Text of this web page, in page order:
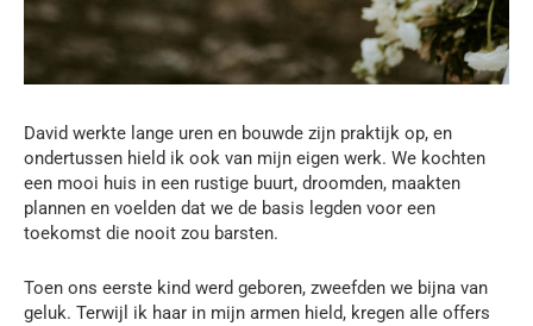
David werkte lange uren en bouwde zijn praktijk op, en
ondertussen hield ik ook van mijn eigen werk. We kochten
een mooi huis in een rustige buurt, droomden, maakten
plannen en voelden dat we de basis legden voor een
toekomst die nooit zou barsten.
Toen ons eerste kind werd geboren, zweefden we bijna van
geluk. Terwijl ik haar in mijn armen hield, kregen alle offers